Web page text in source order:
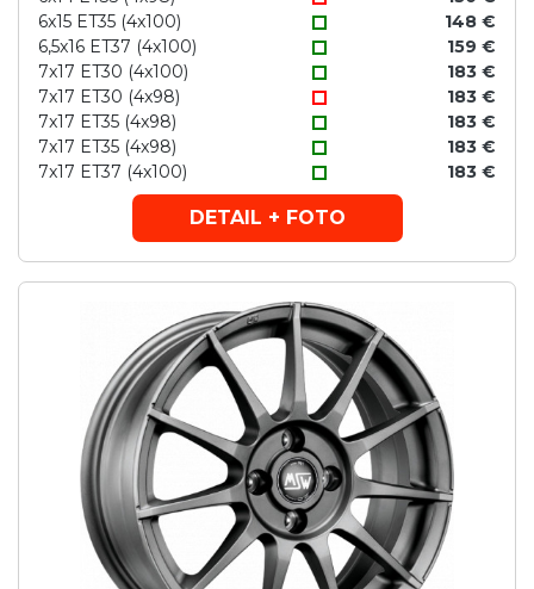
6x15 ET35 (4x100)
148 €
6,5x16 ET37 (4x100)
159 €
7x17 ET30 (4x100)
183 €
7x17 ET30 (4x98)
183 €
7x17 ET35 (4x98)
183 €
7x17 ET35 (4x98)
183 €
7x17 ET37 (4x100)
183 €
DETAIL + FOTO